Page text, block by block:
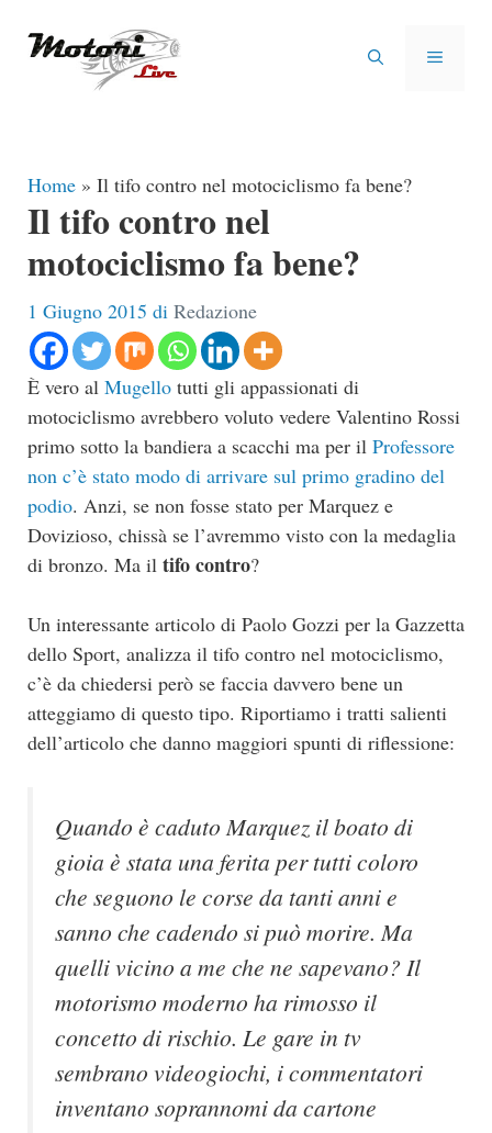
MENU
Home » Il tifo contro nel motociclismo fa bene?
Il tifo contro nel
motociclismo fa bene?
1 Giugno 2015 di Redazione
È vero al Mugello tutti gli appassionati di
motociclismo avrebbero voluto vedere Valentino Rossi
primo sotto la bandiera a scacchi ma per il Professore
non c’è stato modo di arrivare sul primo gradino del
podio. Anzi, se non fosse stato per Marquez e
Dovizioso, chissà se l’avremmo visto con la medaglia
di bronzo. Ma il tifo contro?
Un interessante articolo di Paolo Gozzi per la Gazzetta
dello Sport, analizza il tifo contro nel motociclismo,
c’è da chiedersi però se faccia davvero bene un
atteggiamo di questo tipo. Riportiamo i tratti salienti
dell’articolo che danno maggiori spunti di riflessione:
Quando è caduto Marquez il boato di
gioia è stata una ferita per tutti coloro
che seguono le corse da tanti anni e
sanno che cadendo si può morire. Ma
quelli vicino a me che ne sapevano? Il
motorismo moderno ha rimosso il
concetto di rischio. Le gare in tv
sembrano videogiochi, i commentatori
inventano soprannomi da cartone